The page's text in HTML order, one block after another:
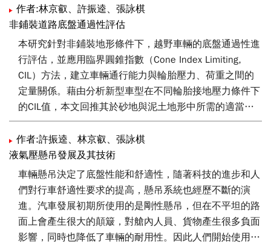
作者:林京叡、許振逵、張詠棋
非鋪裝道路底盤通過性評估
本研究針對非鋪裝地形條件下，越野車輛的底盤通過性進
行評估，並應用臨界圓錐指數（Cone Index Limiting,
CIL）方法，建立車輛通行能力與輪胎壓力、荷重之間的
定量關係。藉由分析新型車型在不同輪胎接地壓力條件下
的CIL值，本文回推其於砂地與泥土地形中所需的適當胎
壓設定，以達成與對標車型相當的越野性能。CIL方法具
備高效率與應用彈性，特別適合於設計階段、地形預判及
實務操作中作為快速決策工具使用。
作者:許振逵、林京叡、張詠棋
液氣壓懸吊發展及其技術
車輛懸吊決定了底盤性能和舒適性，隨著科技的進步和人
們對行車舒適性要求的提高，懸吊系統也經歷不斷的演
進。汽車發展初期所使用的是剛性懸吊，但在不平坦的路
面上會產生很大的顛簸，對艙內人員、貨物產生很多負面
影響，同時也降低了車輛的耐用性。因此人們開始使用避